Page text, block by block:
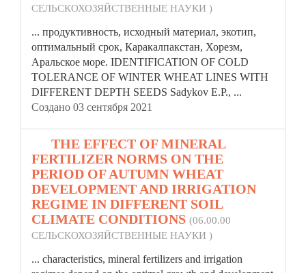
СЕЛЬСКОХОЗЯЙСТВЕННЫЕ НАУКИ )
... продуктивность, исходный материал, экотип,
оптимальный срок, Каракалпакстан, Хорезм,
Аральское море. IDENTIFICATION OF COLD
TOLERANCE OF WINTER WHEAT LINES WITH
DIFFERENT DEPTH SEEDS Sadykov E.P., ...
Создано 03 сентября 2021
THE EFFECT OF MINERAL
FERTILIZER NORMS ON THE
PERIOD OF AUTUMN WHEAT
DEVELOPMENT AND IRRIGATION
REGIME IN DIFFERENT SOIL
CLIMATE CONDITIONS (06.00.00
СЕЛЬСКОХОЗЯЙСТВЕННЫЕ НАУКИ )
... characteristics, mineral fertilizers and irrigation